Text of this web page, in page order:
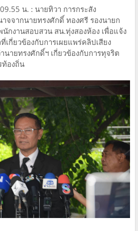
น. : นายทิวา การกระสัง
จจากนายทรงศักดิ์ ทองศรี รองนายก
กงานสอบสวน สน.ทุ่งสองห้อง เพื่อแจ้ง
กี่ยวข้องกับการเผยแพร่คลิปเสียง
นายทรงศักดิ์ฯ เกี่ยวข้องกับการทุจริต
ท้องถิ่น